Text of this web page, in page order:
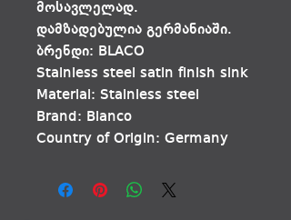
მოსავლელად.
დამზადებულია გერმანიაში.
ბრენდი: BLACO
Stainless steel satin finish sink
Material: Stainless steel
Brand: Blanco
Country of Origin: Germany